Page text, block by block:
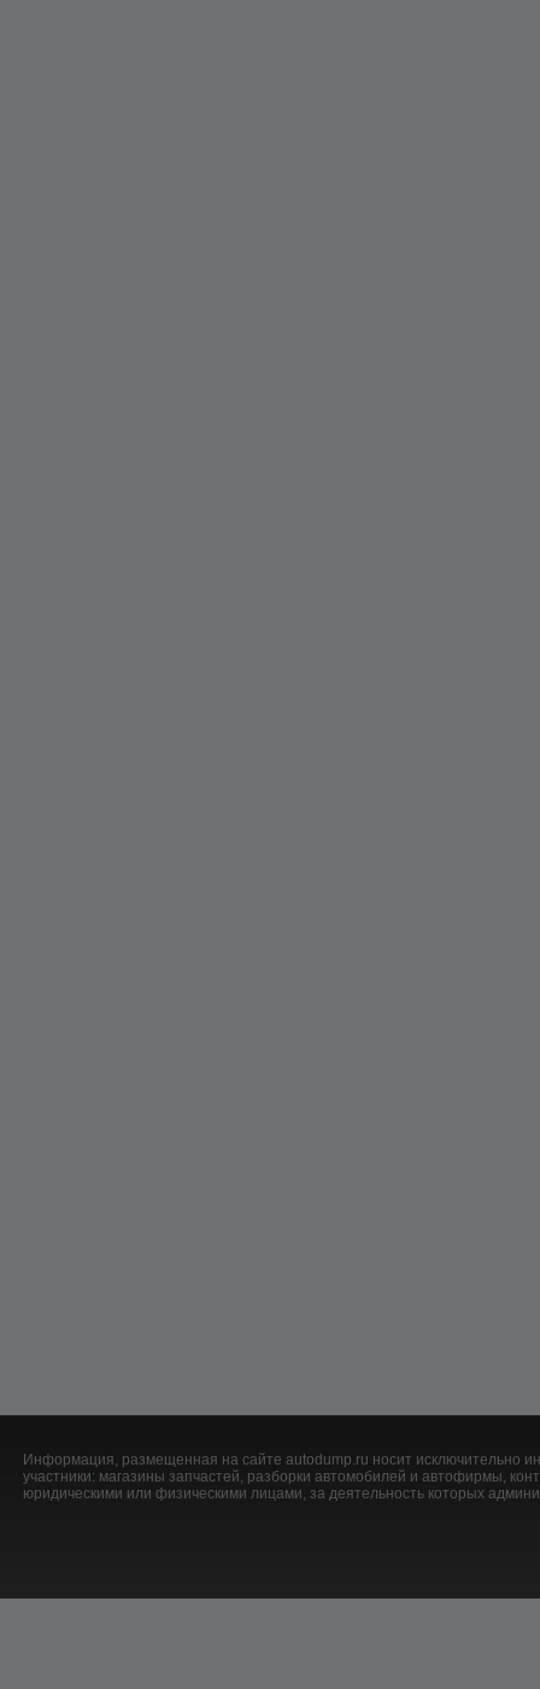
Информация, размещенная на сайте autodump.ru носит исключительно
участники: магазины запчастей, разборки автомобилей и автофирмы,
юридическими или физическими лицами, за деятельность которых